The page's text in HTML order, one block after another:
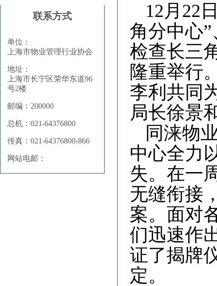
联系方式
单位：
上海市物业管理行业协会
地址：
上海市长宁区荣华东道96
号2楼
邮编：200000
总机：021-64376800
传真：021-64376800-866
网站电邮：
12月22
角分中心
检查长三
隆重举行
李利共同
局长徐景
同涞物
中心全力
失。在一
无缝衔接
案。面对
们迅速作
证了揭牌
定。